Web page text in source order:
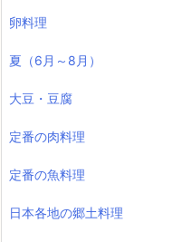
卵料理
夏（6月～8月）
大豆・豆腐
定番の肉料理
定番の魚料理
日本各地の郷土料理